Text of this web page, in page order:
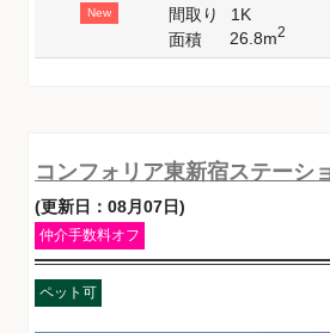
New
間取り
1K
面積
26.8m2
コンフォリア東新宿ステーシ
(更新日：08月07日)
仲介手数料オフ
ペット可